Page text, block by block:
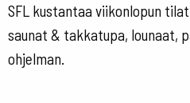
SFL kustantaa viikonlopun
saunat & takkatupa, lounaat,
ohjelman.